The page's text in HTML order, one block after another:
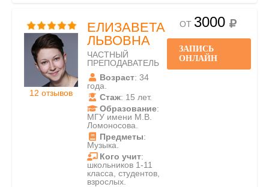
12 отзывов
ЕЛИЗАВЕТА
ЛЬВОВНА
ЧАСТНЫЙ
ПРЕПОДАВАТЕЛЬ
Возраст: 34
года.
Стаж: 15 лет.
Образование:
МГУ имени М.В.
Ломоносова.
Предметы:
Музыка.
Кого учит:
школьников 1-11
класса, студентов,
взрослых.
ОТ 3000
ЗАПИСЬ
ОНЛАЙН